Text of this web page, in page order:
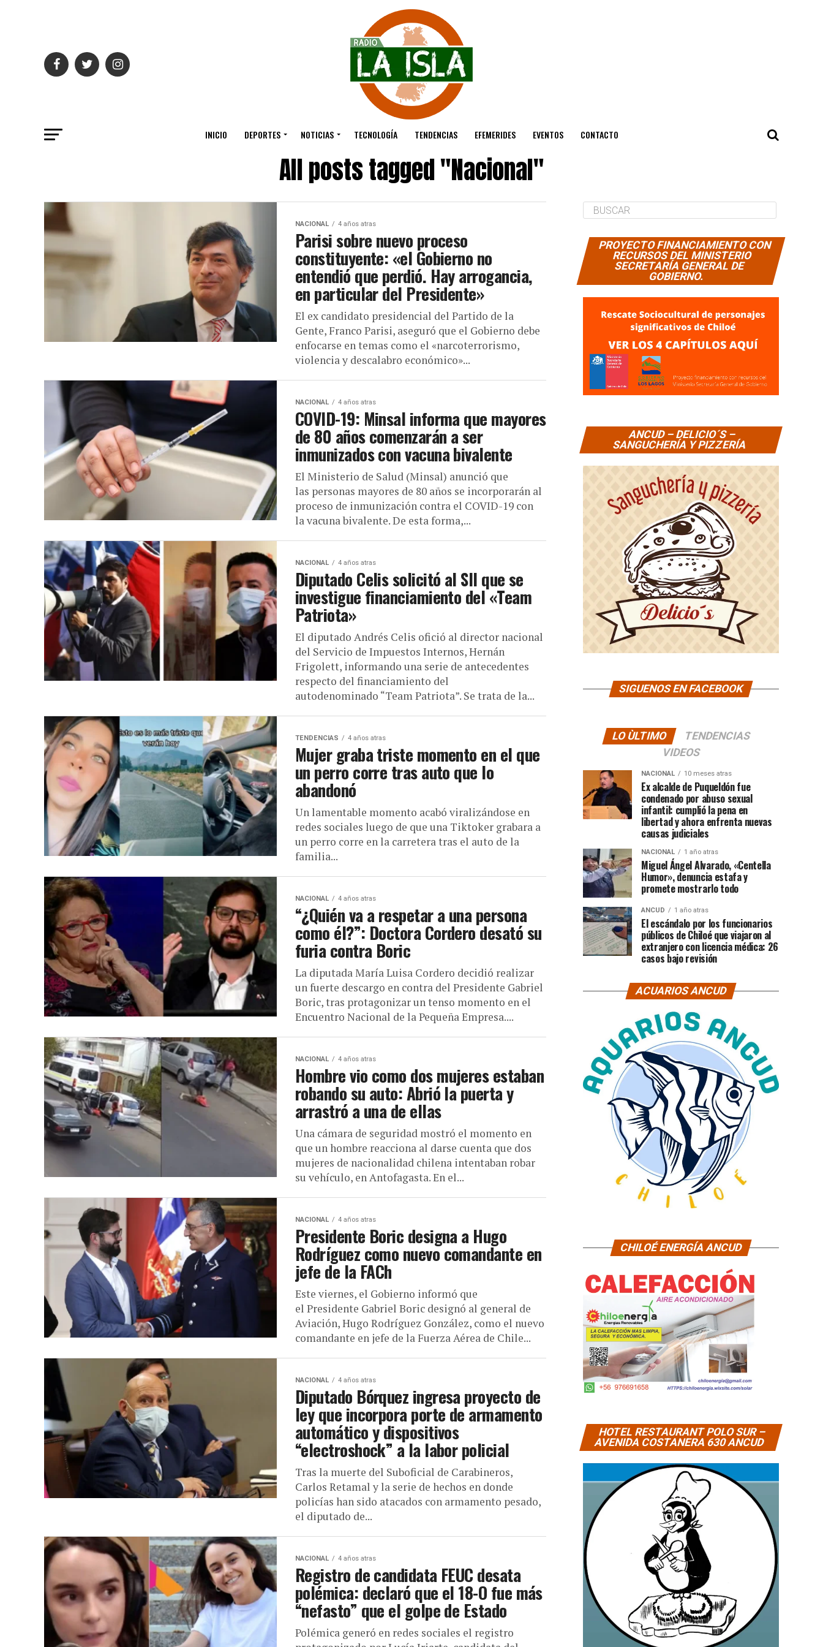
INICIO DEPORTES NOTICIAS TECNOLOGÍA TENDENCIAS EFEMERIDES EVENTOS CONTACTO
All posts tagged "Nacional"
NACIONAL 4 años atras
Parisi sobre nuevo proceso
constituyente: «el Gobierno no
entendió que perdió. Hay arrogancia,
en particular del Presidente»
El ex candidato presidencial del Partido de la
Gente, Franco Parisi, aseguró que el Gobierno debe
enfocarse en temas como el «narcoterrorismo,
violencia y descalabro económico»...
NACIONAL 4 años atras
COVID-19: Minsal informa que mayores
de 80 años comenzarán a ser
inmunizados con vacuna bivalente
El Ministerio de Salud (Minsal) anunció que
las personas mayores de 80 años se incorporarán al
proceso de inmunización contra el COVID-19 con
la vacuna bivalente. De esta forma,...
NACIONAL 4 años atras
Diputado Celis solicitó al SII que se
investigue financiamiento del «Team
Patriota»
El diputado Andrés Celis ofició al director nacional
del Servicio de Impuestos Internos, Hernán
Frigolett, informando una serie de antecedentes
respecto del financiamiento del
autodenominado “Team Patriota”. Se trata de la...
TENDENCIAS 4 años atras
Mujer graba triste momento en el que
un perro corre tras auto que lo
abandonó
Un lamentable momento acabó viralizándose en
redes sociales luego de que una Tiktoker grabara a
un perro corre en la carretera tras el auto de la
familia...
NACIONAL 4 años atras
“¿Quién va a respetar a una persona
como él?”: Doctora Cordero desató su
furia contra Boric
La diputada María Luisa Cordero decidió realizar
un fuerte descargo en contra del Presidente Gabriel
Boric, tras protagonizar un tenso momento en el
Encuentro Nacional de la Pequeña Empresa....
NACIONAL 4 años atras
Hombre vio como dos mujeres estaban
robando su auto: Abrió la puerta y
arrastró a una de ellas
Una cámara de seguridad mostró el momento en
que un hombre reacciona al darse cuenta que dos
mujeres de nacionalidad chilena intentaban robar
su vehículo, en Antofagasta. En el...
NACIONAL 4 años atras
Presidente Boric designa a Hugo
Rodríguez como nuevo comandante en
jefe de la FACh
Este viernes, el Gobierno informó que
el Presidente Gabriel Boric designó al general de
Aviación, Hugo Rodríguez González, como el nuevo
comandante en jefe de la Fuerza Aérea de Chile...
NACIONAL 4 años atras
Diputado Bórquez ingresa proyecto de
ley que incorpora porte de armamento
automático y dispositivos
“electroshock” a la labor policial
Tras la muerte del Suboficial de Carabineros,
Carlos Retamal y la serie de hechos en donde
policías han sido atacados con armamento pesado,
el diputado de...
NACIONAL 4 años atras
Registro de candidata FEUC desata
polémica: declaró que el 18-O fue más
“nefasto” que el golpe de Estado
Polémica generó en redes sociales el registro
PROYECTO FINANCIAMIENTO CON
RECURSOS DEL MINISTERIO
SECRETARÍA GENERAL DE
GOBIERNO.
ANCUD – DELICIO´S –
SANGUCHERÍA Y PIZZERÍA
SIGUENOS EN FACEBOOK
LO ÙLTIMO
TENDENCIAS
VIDEOS
NACIONAL 10 meses atras
Ex alcalde de Puqueldón fue
condenado por abuso sexual
infantil: cumplió la pena en
libertad y ahora enfrenta nuevas
causas judiciales
NACIONAL 1 año atras
Miguel Ángel Alvarado, «Centella
Humor», denuncia estafa y
promete mostrarlo todo
ANCUD 1 año atras
El escándalo por los funcionarios
públicos de Chiloé que viajaron al
extranjero con licencia médica: 26
casos bajo revisión
ACUARIOS ANCUD
CHILOÉ ENERGÍA ANCUD
HOTEL RESTAURANT POLO SUR –
AVENIDA COSTANERA 630 ANCUD